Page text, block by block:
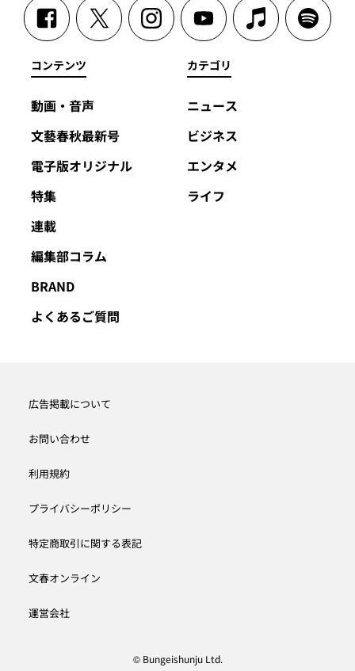
コンテンツ
動画・音声
文藝春秋最新号
電子版オリジナル
特集
連載
編集部コラム
BRAND
よくあるご質問
カテゴリ
ニュース
ビジネス
エンタメ
ライフ
広告掲載について
お問い合わせ
利用規約
プライバシーポリシー
特定商取引に関する表記
文春オンライン
運営会社
© Bungeishunju Ltd.